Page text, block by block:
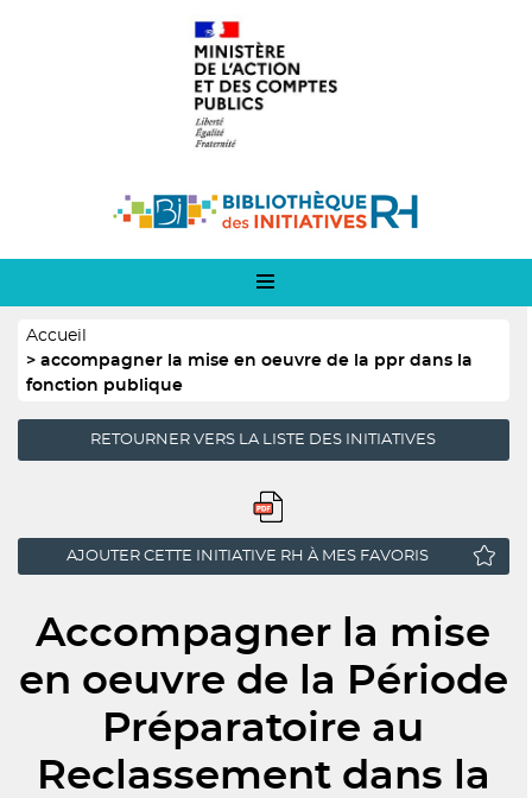
Logo
Fil
d'Ariane
Accueil
accompagner la mise en oeuvre de la ppr dans la
fonction publique
RETOURNER VERS LA LISTE DES INITIATIVES
AJOUTER CETTE INITIATIVE RH À MES FAVORIS
Accompagner la mise
en oeuvre de la Période
Préparatoire au
Reclassement dans la